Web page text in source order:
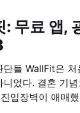
무료 앱,
비즈니스
로 시작했고,
입장벽이 애매